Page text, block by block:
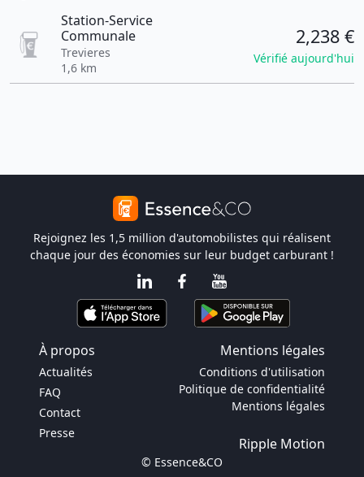
Station-Service
Communale
Trevieres
1,6 km
2,238 €
Vérifié aujourd'hui
Rejoignez les 1,5 million d'automobilistes qui réalisent
chaque jour des économies sur leur budget carburant !
À propos Mentions légales
Actualités
FAQ
Contact
Presse
Conditions d'utilisation
Politique de confidentialité
Mentions légales
Ripple Motion
© Essence&CO